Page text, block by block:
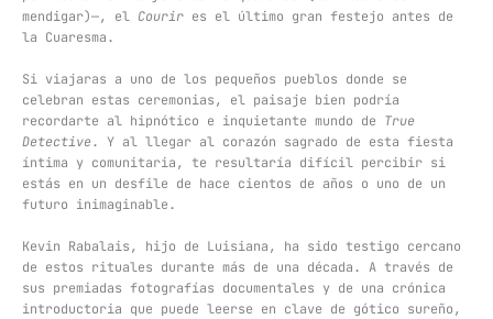
mendigar)—, el Courir es el último gran festejo antes de
la Cuaresma.
Si viajaras a uno de los pequeños pueblos donde se
celebran estas ceremonias, el paisaje bien podría
recordarte al hipnótico e inquietante mundo de True
Detective. Y al llegar al corazón sagrado de esta fiesta
íntima y comunitaria, te resultaría difícil percibir si
estás en un desfile de hace cientos de años o uno de un
futuro inimaginable.
Kevin Rabalais, hijo de Luisiana, ha sido testigo cercano
de estos rituales durante más de una década. A través de
sus premiadas fotografías documentales y de una crónica
introductoria que puede leerse en clave de gótico sureño,